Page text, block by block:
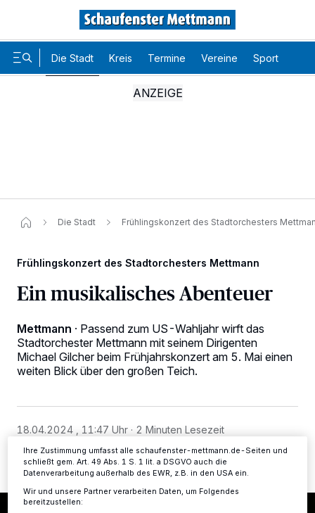
Die Stadt Kreis Termine Vereine Sport
Die Stadt Frühlingskonzert des Stadtorchesters
Frühlingskonzert des Stadtorchesters Mettmann
Ein musikalisches Abenteuer
Mettmann · Passend zum US-Wahljahr wirft das
Stadtorchester Mettmann mit seinem Dirigenten
Michael Gilcher beim Frühjahrskonzert am 5. Mai einen
weiten Blick über den großen Teich.
18.04.2024 , 11:47 Uhr 2 Minuten Lesezeit
Kennungen auf Ihrem Gerät zu. Durch Auswahl von OK aktivieren Sie
Tracking-Technologien für die unter „Wir und unsere Partner
verarbeiten Daten, um Ihnen Dienste bereitzustellen“ aufgeführten
Zwecke. Wenn Tracker deaktiviert sind, sind manche Inhalte und
Anzeigen möglicherweise nicht mehr so relevant für Sie. Sie können
Einstellungen oder Ablehnen am unteren Rand der Webseite klicken.
Informationen finden Sie in unserer Datenschutzerklärung.
Ihre Zustimmung umfasst alle schaufenster-mettmann.de-Seiten und
schließt gem. Art. 49 Abs. 1 S. 1 lit. a DSGVO auch die
Datenverarbeitung außerhalb des EWR, z.B. in den USA ein.
Wir und unsere Partner verarbeiten Daten, um Folgendes
bereitzustellen: